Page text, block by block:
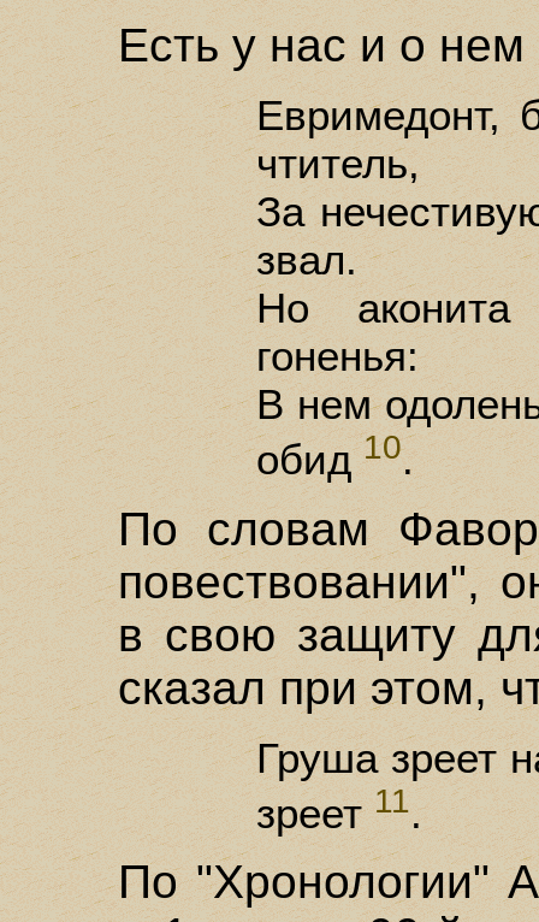
Есть у нас и о нем
Евримедонт,
чтитель,
За
звал.
Но аконита
гоненья:
В нем
обид10.
По словам
повествовании",
в свою защиту
сказал при этом,
Груша зреет
зреет 11.
По "Хронологии"